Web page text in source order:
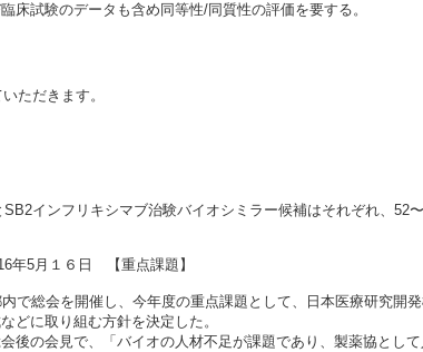
試験のデータも含め同等性/同質性の評価を要する。
ただきます。
インフリキシマブ治験バイオシミラー候補はそれぞれ、52
年5月１６日 【重点課題】
総会を開催し、今年度の重点課題として、日本医療研究開発
どに取り組む方針を決定した。
後の会見で、「バイオの人材不足が課題であり、製薬協とし